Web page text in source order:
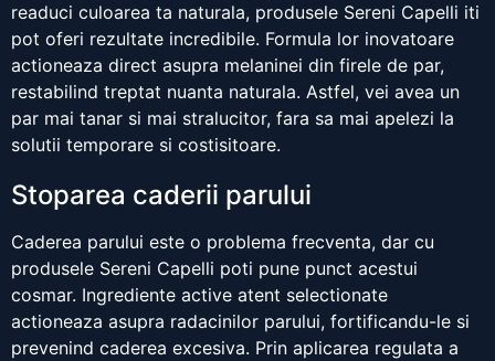
readuci culoarea ta naturala, produsele Sereni Capelli iti
pot oferi rezultate incredibile. Formula lor inovatoare
actioneaza direct asupra melaninei din firele de par,
restabilind treptat nuanta naturala. Astfel, vei avea un
par mai tanar si mai stralucitor, fara sa mai apelezi la
solutii temporare si costisitoare.
Stoparea caderii parului
Caderea parului este o problema frecventa, dar cu
produsele Sereni Capelli poti pune punct acestui
cosmar. Ingrediente active atent selectionate
actioneaza asupra radacinilor parului, fortificandu-le si
prevenind caderea excesiva. Prin aplicarea regulata a